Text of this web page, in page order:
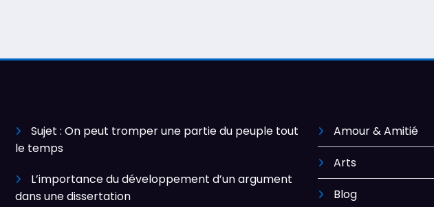
Sujet : On peut tromper une partie du peuple tout
le temps
L’importance du développement d’un argument
dans une dissertation
Amour & Amitié
Arts
Blog